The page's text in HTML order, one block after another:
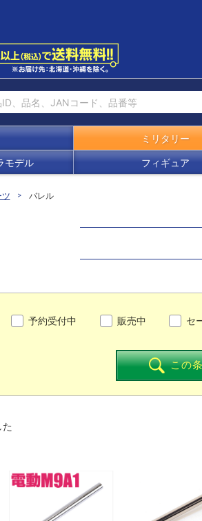
ミリタリー
モデル フィギュア
バレル
予約受付中 販売中 セ
この